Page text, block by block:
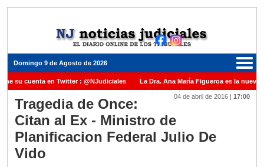
Domingo 9 de Agosto de 2026
su cuenta en Twitter : @NJudiciales La Dra. Ana María Figueroa es la nueva
Justicia de la Nación una medalla al Dr. Raul Zaffaroni en reconocimiento por su
Carles para cubrir vacante en la Corte Suprema de Justicia de la Nación
ante el Juez Daniel Rafecas
04 de abril de 2016 | 17:00
Tragedia de Once:
Citan al Ex - Ministro de
Planificacion Federal Julio De
Vido